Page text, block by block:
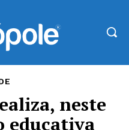
neste
educativa